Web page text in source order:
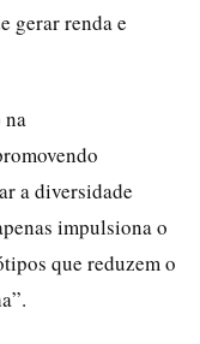
gerar renda e
a diversidade
impulsiona o
que reduzem o